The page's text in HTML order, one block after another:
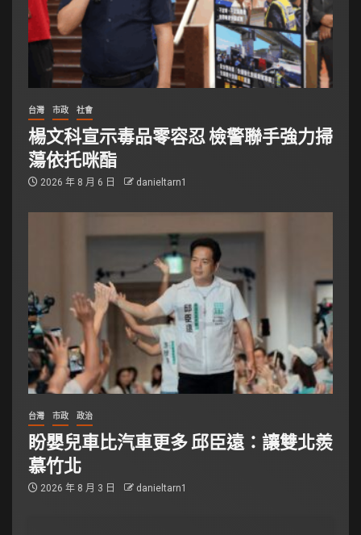
台灣 市政 社會
楊文科宣示毒品零容忍 檢警聯手強力掃
蕩依托咪酯
2026 年 8 月 6 日 danieltarn1
台灣 市政 政治
盼嬰兒車比汽車更多 邱臣遠：讓雙北羨
慕竹北
2026 年 8 月 3 日 danieltarn1